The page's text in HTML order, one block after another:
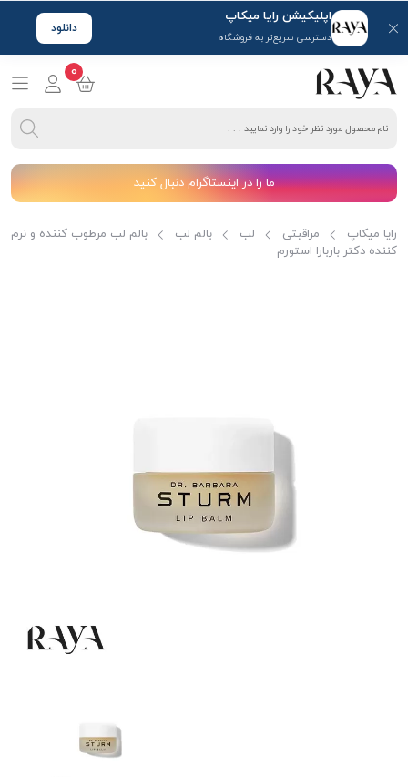
اپلیکیشن رایا میکاپ
دسترسی سریع‌تر به فروشگاه
دانلود
0
ما را در اینستاگرام دنبال کنید
رایا میکاپ مراقبتی لب بالم لب
بالم لب مرطوب کننده و نرم
کننده دکتر باربارا استورم